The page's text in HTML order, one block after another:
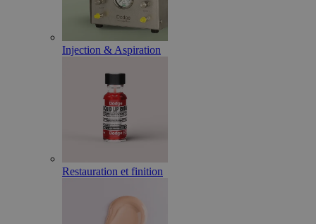
Injection & Aspiration
Restauration et finition